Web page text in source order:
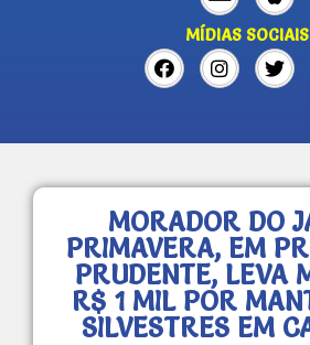
MÍDIAS SOCIAIS
MORADOR DO
PRIMAVERA, EM
PRUDENTE, LEVA
R$ 1 MIL POR
SILVESTRES EM